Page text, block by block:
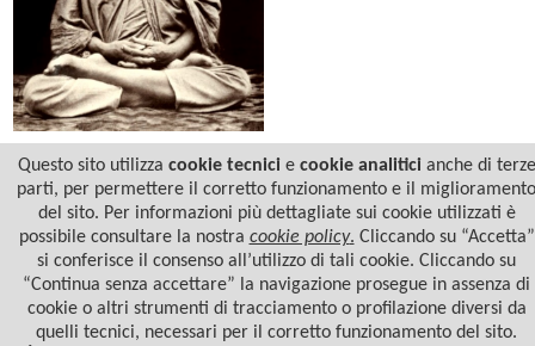
Swami SriYUKTESWAR
Questo sito utilizza cookie tecnicie cookie analiticianche di terze
parti, per permettere il corretto funzionamento e il miglioramento
del sito. Per informazioni più dettagliate sui cookie utilizzati è
possibile consultare la nostra cookie policy. Cliccando su “Accetta”
si conferisce il consenso all’utilizzo di tali cookie. Cliccando su
“Continua senza accettare” la navigazione prosegue in assenza di
cookie o altri strumenti di tracciamento o profilazione diversi da
quelli tecnici, necessari per il corretto funzionamento del sito.